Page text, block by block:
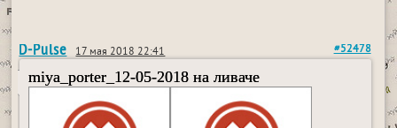
D-Pulse 17 мая 2018 22:41 #52478
miya_porter_12-05-2018 на ливаче